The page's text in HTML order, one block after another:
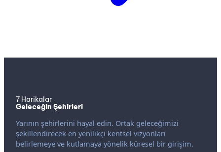
7 Harikalar
Geleceğin Şehirleri
Yarının şehirlerini hayal edin. Ortak geleceğimizi
şekillendirecek en yenilikçi kentsel vizyonları
belirlemeye ve kutlamaya yönelik küresel bir girişim.